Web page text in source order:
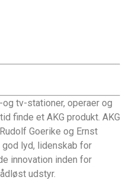
tv-stationer, operaer og
finde et AKG produkt. AKG
Goerike og Ernst
lyd, lidenskab for
innovation inden for
udstyr.